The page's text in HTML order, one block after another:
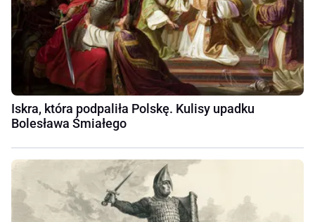
Iskra, która podpaliła Polskę. Kulisy upadku
Bolesława Śmiałego